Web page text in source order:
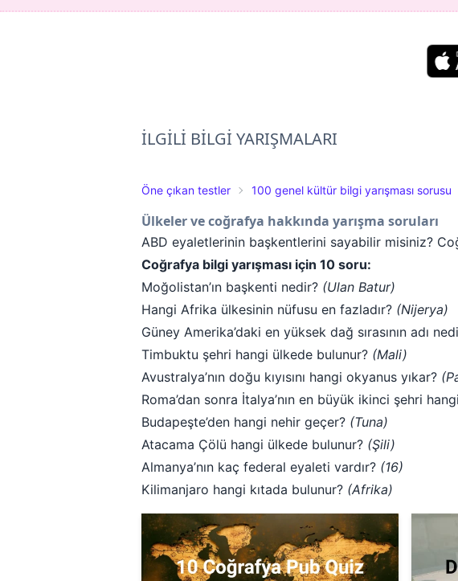
İLGİLİ BİLGİ YARIŞMALARI
Öne çıkan testler 100 genel kültür bilgi yarışması sorusu
Ülkeler ve coğrafya hakkında yarışma soruları
ABD eyaletlerinin başkentlerini sayabilir misiniz?
Coğrafya bilgi yarışması için 10 soru:
Moğolistan’ın başkenti nedir? (Ulan Batur)
Hangi Afrika ülkesinin nüfusu en fazladır? (Nijerya)
Güney Amerika’daki en yüksek dağ sırasının adı
Timbuktu şehri hangi ülkede bulunur? (Mali)
Avustralya’nın doğu kıyısını hangi okyanus yıkar?
Roma’dan sonra İtalya’nın en büyük ikinci şehri
Budapeşte’den hangi nehir geçer? (Tuna)
Atacama Çölü hangi ülkede bulunur? (Şili)
Almanya’nın kaç federal eyaleti vardır? (16)
Kilimanjaro hangi kıtada bulunur? (Afrika)